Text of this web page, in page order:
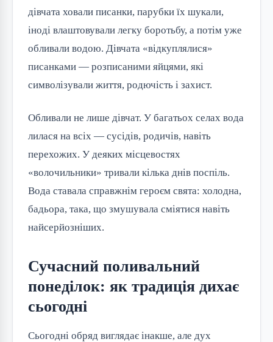
дівчата ховали писанки, парубки їх шукали,
іноді влаштовували легку боротьбу, а потім уже
обливали водою. Дівчата «відкуплялися»
писанками — розписаними яйцями, які
символізували життя, родючість і захист.
Обливали не лише дівчат. У багатьох селах вода
лилася на всіх — сусідів, родичів, навіть
перехожих. У деяких місцевостях
«волочильники» тривали кілька днів поспіль.
Вода ставала справжнім героєм свята: холодна,
бадьора, така, що змушувала сміятися навіть
найсерйозніших.
Сучасний поливальний
понеділок: як традиція дихає
сьогодні
Сьогодні обряд виглядає інакше, але дух